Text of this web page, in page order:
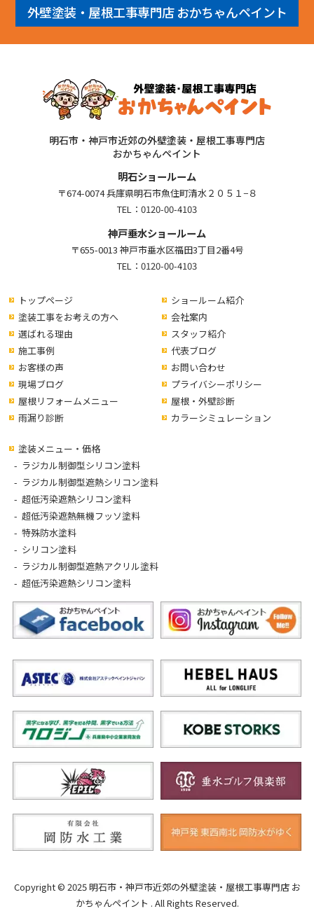
外壁塗装・屋根工事専門店 おかちゃんペイント
明石市・神戸市近郊の外壁塗装・屋根工事専門店
おかちゃんペイント
明石ショールーム
〒674-0074 兵庫県明石市魚住町清水２０５１−８
TEL： 0120-00-4103
神戸垂水ショールーム
〒655-0013 神戸市垂水区福田3丁目2番4号
TEL： 0120-00-4103
トップページ
塗装工事をお考えの方へ
選ばれる理由
ショールーム紹介
会社案内
スタッフ紹介
施工事例
お客様の声
現場ブログ
代表ブログ
お問い合わせ
プライバシーポリシー
屋根リフォームメニュー
雨漏り診断
屋根・外壁診断
カラーシミュレーション
塗装メニュー・価格
ラジカル制御型シリコン塗料
ラジカル制御型遮熱シリコン塗料
超低汚染遮熱シリコン塗料
超低汚染遮熱無機フッソ塗料
特殊防水塗料
シリコン塗料
ラジカル制御型遮熱アクリル塗料
超低汚染遮熱シリコン塗料
Copyright © 2025 明石市・神戸市近郊の外壁塗装・屋根工事専門店 お
かちゃんペイント . All Rights Reserved.